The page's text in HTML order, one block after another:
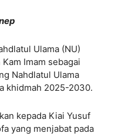
Ulama (NU)
Imam sebagai
Nahdlatul Ulama
khidmah 2025-2030.
kepada Kiai Yusuf
yang menjabat pada